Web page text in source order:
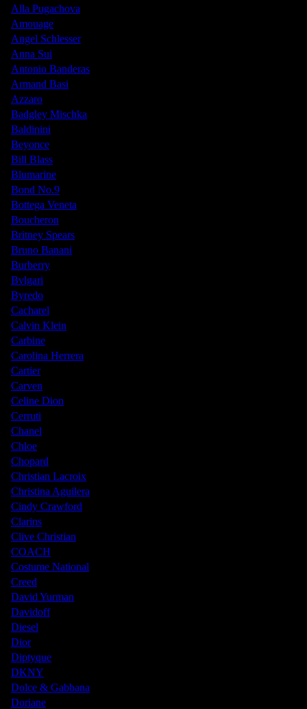
Alla Pugachova
Amouage
Angel Schlesser
Anna Sui
Antonio Banderas
Armand Basi
Azzaro
Badgley Mischka
Baldinini
Beyonce
Bill Blass
Blumarine
Bond No.9
Bottega Veneta
Boucheron
Britney Spears
Bruno Banani
Burberry
Bvlgari
Byredo
Cacharel
Calvin Klein
Carbine
Carolina Herrera
Cartier
Carven
Celine Dion
Cerruti
Chanel
Chloe
Chopard
Christian Lacroix
Christina Aguilera
Cindy Crawford
Clarins
Clive Christian
COACH
Costume National
Creed
David Yurman
Davidoff
Diesel
Dior
Diptyque
DKNY
Dolce & Gabbana
Doriane